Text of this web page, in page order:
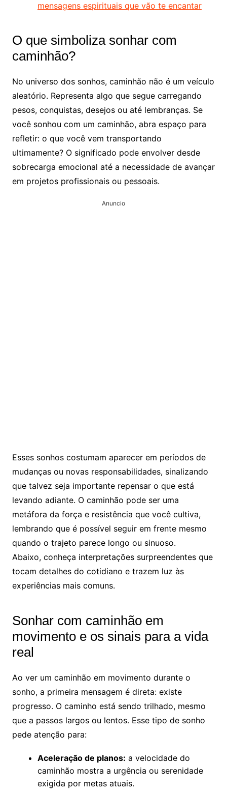
mensagens espirituais que vão te encantar
O que simboliza sonhar com
caminhão?
No universo dos sonhos, caminhão não é um veículo
aleatório. Representa algo que segue carregando
pesos, conquistas, desejos ou até lembranças. Se
você sonhou com um caminhão, abra espaço para
refletir: o que você vem transportando
ultimamente? O significado pode envolver desde
sobrecarga emocional até a necessidade de avançar
em projetos profissionais ou pessoais.
Anuncio
Esses sonhos costumam aparecer em períodos de
mudanças ou novas responsabilidades, sinalizando
que talvez seja importante repensar o que está
levando adiante. O caminhão pode ser uma
metáfora da força e resistência que você cultiva,
lembrando que é possível seguir em frente mesmo
quando o trajeto parece longo ou sinuoso.
Abaixo, conheça interpretações surpreendentes que
tocam detalhes do cotidiano e trazem luz às
experiências mais comuns.
Sonhar com caminhão em
movimento e os sinais para a vida
real
Ao ver um caminhão em movimento durante o
sonho, a primeira mensagem é direta: existe
progresso. O caminho está sendo trilhado, mesmo
que a passos largos ou lentos. Esse tipo de sonho
pede atenção para:
Aceleração de planos: a velocidade do
caminhão mostra a urgência ou serenidade
exigida por metas atuais.